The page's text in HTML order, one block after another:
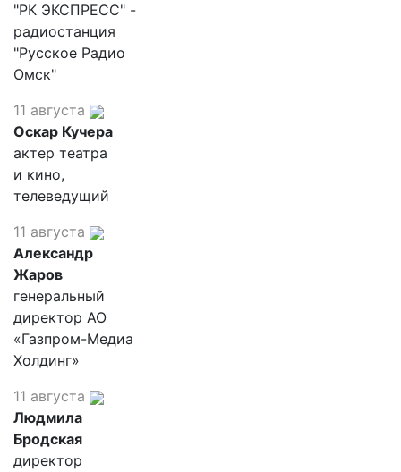
"РК ЭКСПРЕСС" -
радиостанция
"Русское Радио
Омск"
11 августа
Оскар Кучера
актер театра
и кино,
телеведущий
11 августа
Александр
Жаров
генеральный
директор АО
«Газпром-Медиа
Холдинг»
11 августа
Людмила
Бродская
директор